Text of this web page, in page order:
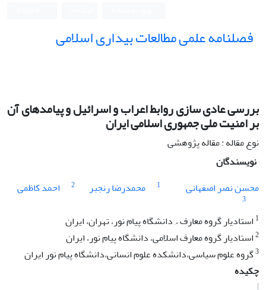
فصلنامه علمی مطالعات بیداری اسلامی
بررسی عادی سازی روابط اعراب و اسرائیل و پیامدهای آن
بر امنیت ملی جمهوری اسلامی ایران
نوع مقاله : مقاله پژوهشی
نویسندگان
محسن نصر اصفهانی
1 محمدرضا رنجبر 2 احمد کاظمی
3
1 استادیار گروه معارف ،, دانشگاه پیام نور، تهران، ایران
2استادیار گروه معارف اسلامی،‌ دانشگاه پیام نور، ایران
3گروه علوم سیاسی،دانشکده علوم انسانی،دانشگاه پیام نور ایران
چکیده